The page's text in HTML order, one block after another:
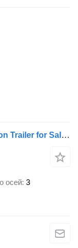
Snail Snail Chassis Container Skeleton Trailer for Sale in Jamaica
осей 3